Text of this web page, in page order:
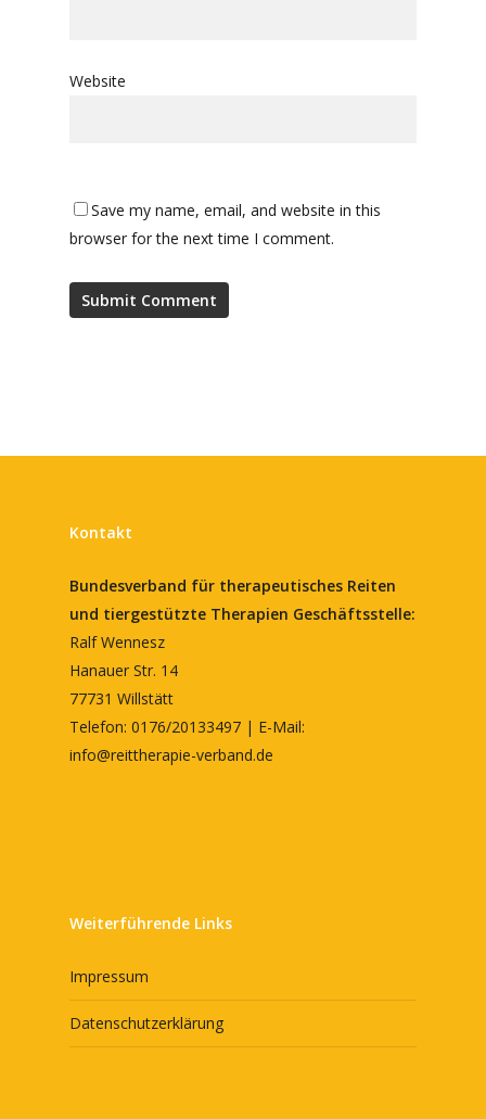
Website
Save my name, email, and website in this
browser for the next time I comment.
Kontakt
Bundesverband für therapeutisches Reiten
und tiergestützte Therapien Geschäftsstelle:
Ralf Wennesz
Hanauer Str. 14
77731 Willstätt
Telefon: 0176/20133497 | E-Mail:
info@reittherapie-verband.de
Weiterführende Links
Impressum
Datenschutzerklärung